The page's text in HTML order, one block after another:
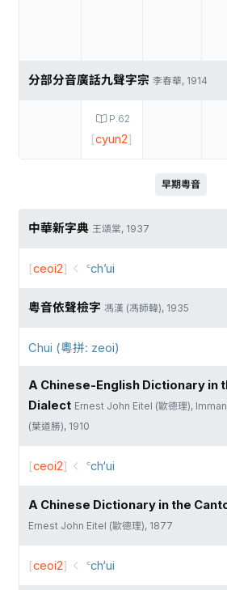
分部分音廣話九聲字宗 李春華, 1914
P.62
[cyun2]
早期粵音
中華新字典 王頌棠, 1937
[ceoi2] ꜂ch’ui
粵音依聲檢字 馮漢 (馮師韓), 1935
Chui (粵拼: zeoi)
A Chinese-English Dictionary in
Dialect Ernest John Eitel (歐德理),
(葉道勝), 1910
[ceoi2] ꜂ch‘ui
A Chinese Dictionary in the
Ernest John Eitel (歐德理), 1877
[ceoi2] ꜂ch‘ui